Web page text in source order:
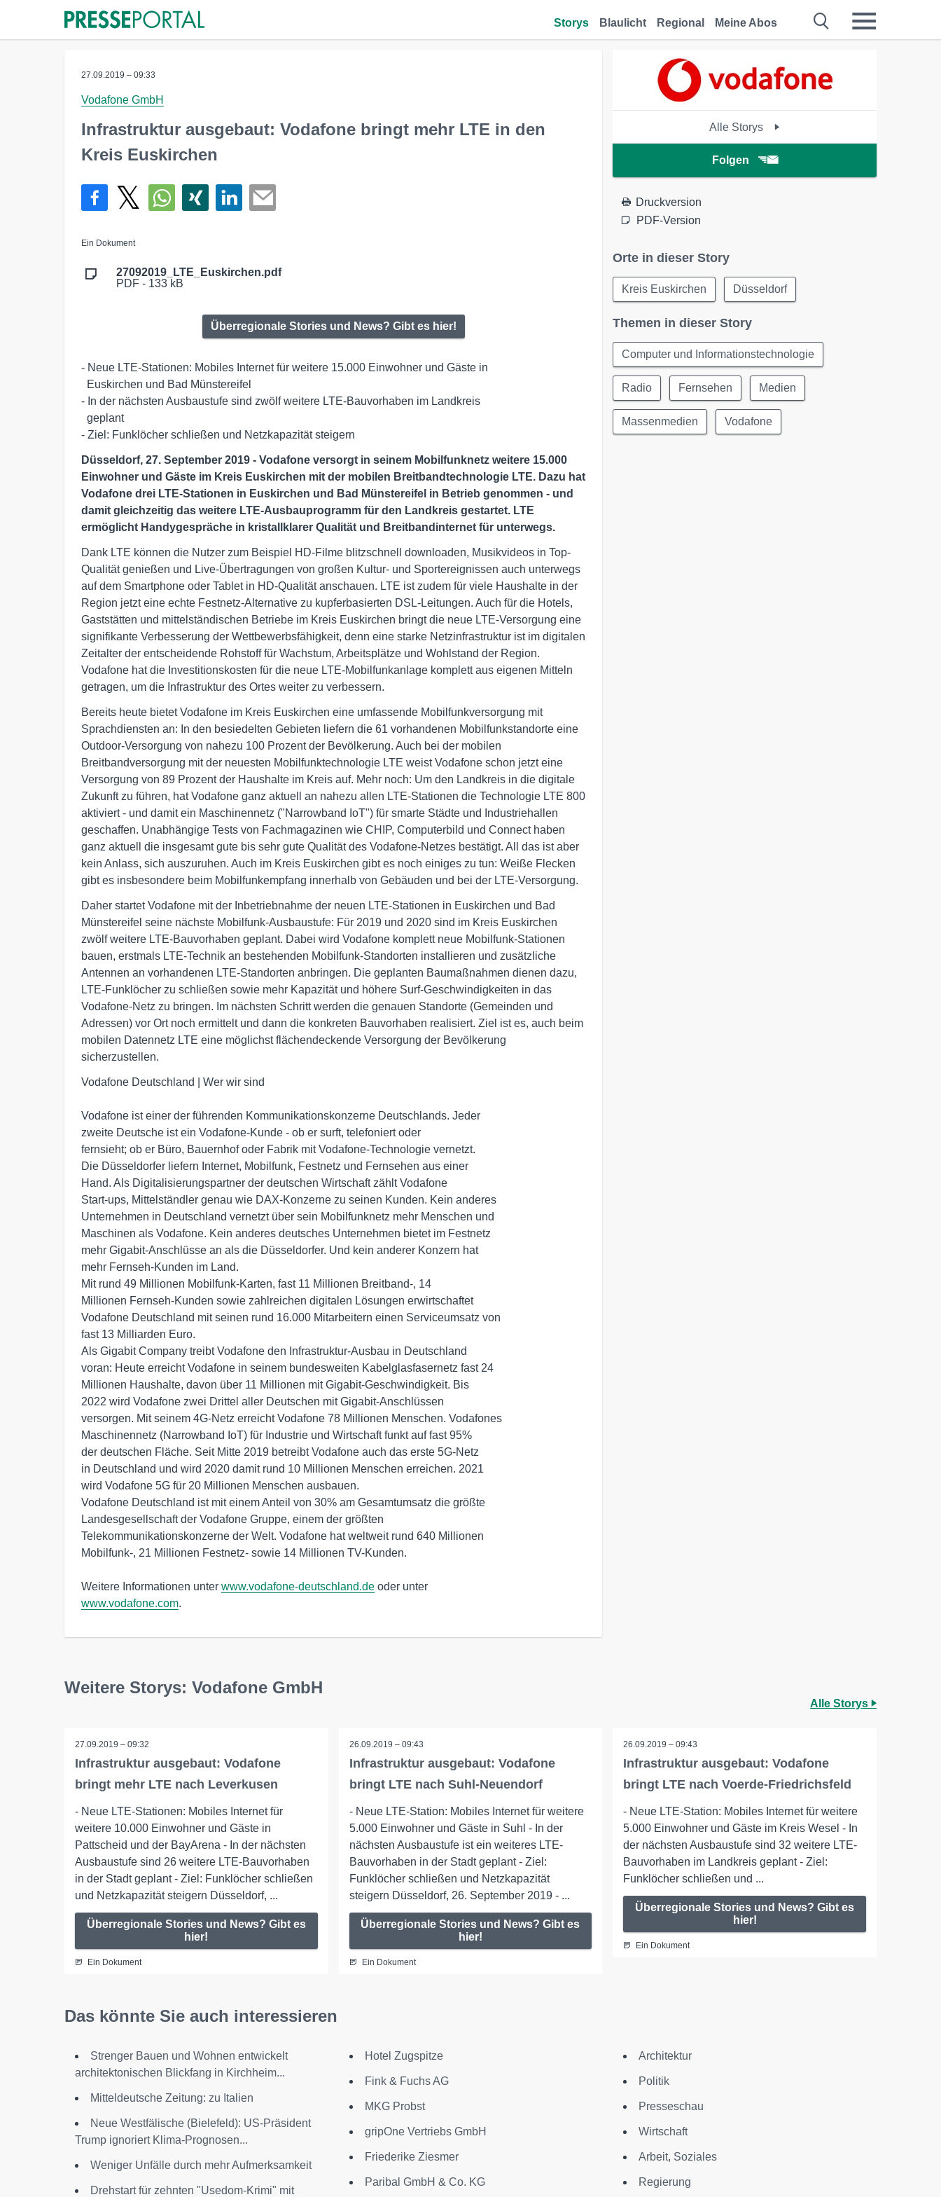
Storys Blaulicht Regional Meine Abos
27.09.2019 – 09:33
Vodafone GmbH
Infrastruktur ausgebaut: Vodafone bringt mehr LTE in den
Kreis Euskirchen
Ein Dokument
27092019_LTE_Euskirchen.pdf
PDF - 133 kB
Überregionale Stories und News? Gibt es hier!
- Neue LTE-Stationen: Mobiles Internet für weitere 15.000 Einwohner und Gäste in
- In der nächsten Ausbaustufe sind zwölf weitere LTE-Bauvorhaben im Landkreis
- Ziel: Funklöcher schließen und Netzkapazität steigern
Düsseldorf, 27. September 2019 - Vodafone versorgt in seinem Mobilfunknetz weitere 15.000
Einwohner und Gäste im Kreis Euskirchen mit der mobilen Breitbandtechnologie LTE. Dazu hat
Vodafone drei LTE-Stationen in Euskirchen und Bad Münstereifel in Betrieb genommen - und
damit gleichzeitig das weitere LTE-Ausbauprogramm für den Landkreis gestartet. LTE
ermöglicht Handygespräche in kristallklarer Qualität und Breitbandinternet für unterwegs.
Dank LTE können die Nutzer zum Beispiel HD-Filme blitzschnell downloaden, Musikvideos in Top-
Qualität genießen und Live-Übertragungen von großen Kultur- und Sportereignissen auch unterwegs
auf dem Smartphone oder Tablet in HD-Qualität anschauen. LTE ist zudem für viele Haushalte in der
Region jetzt eine echte Festnetz-Alternative zu kupferbasierten DSL-Leitungen. Auch für die Hotels,
Gaststätten und mittelständischen Betriebe im Kreis Euskirchen bringt die neue LTE-Versorgung eine
signifikante Verbesserung der Wettbewerbsfähigkeit, denn eine starke Netzinfrastruktur ist im digitalen
Zeitalter der entscheidende Rohstoff für Wachstum, Arbeitsplätze und Wohlstand der Region.
Vodafone hat die Investitionskosten für die neue LTE-Mobilfunkanlage komplett aus eigenen Mitteln
getragen, um die Infrastruktur des Ortes weiter zu verbessern.
Bereits heute bietet Vodafone im Kreis Euskirchen eine umfassende Mobilfunkversorgung mit
Sprachdiensten an: In den besiedelten Gebieten liefern die 61 vorhandenen Mobilfunkstandorte eine
Outdoor-Versorgung von nahezu 100 Prozent der Bevölkerung. Auch bei der mobilen
Breitbandversorgung mit der neuesten Mobilfunktechnologie LTE weist Vodafone schon jetzt eine
Versorgung von 89 Prozent der Haushalte im Kreis auf. Mehr noch: Um den Landkreis in die digitale
Zukunft zu führen, hat Vodafone ganz aktuell an nahezu allen LTE-Stationen die Technologie LTE 800
aktiviert - und damit ein Maschinennetz ("Narrowband IoT") für smarte Städte und Industriehallen
geschaffen. Unabhängige Tests von Fachmagazinen wie CHIP, Computerbild und Connect haben
ganz aktuell die insgesamt gute bis sehr gute Qualität des Vodafone-Netzes bestätigt. All das ist aber
kein Anlass, sich auszuruhen. Auch im Kreis Euskirchen gibt es noch einiges zu tun: Weiße Flecken
gibt es insbesondere beim Mobilfunkempfang innerhalb von Gebäuden und bei der LTE-Versorgung.
Daher startet Vodafone mit der Inbetriebnahme der neuen LTE-Stationen in Euskirchen und Bad
Münstereifel seine nächste Mobilfunk-Ausbaustufe: Für 2019 und 2020 sind im Kreis Euskirchen
zwölf weitere LTE-Bauvorhaben geplant. Dabei wird Vodafone komplett neue Mobilfunk-Stationen
bauen, erstmals LTE-Technik an bestehenden Mobilfunk-Standorten installieren und zusätzliche
Antennen an vorhandenen LTE-Standorten anbringen. Die geplanten Baumaßnahmen dienen dazu,
LTE-Funklöcher zu schließen sowie mehr Kapazität und höhere Surf-Geschwindigkeiten in das
Vodafone-Netz zu bringen. Im nächsten Schritt werden die genauen Standorte (Gemeinden und
Adressen) vor Ort noch ermittelt und dann die konkreten Bauvorhaben realisiert. Ziel ist es, auch beim
mobilen Datennetz LTE eine möglichst flächendeckende Versorgung der Bevölkerung
sicherzustellen.
Vodafone Deutschland | Wer wir sind
Vodafone ist einer der führenden Kommunikationskonzerne Deutschlands. Jeder
zweite Deutsche ist ein Vodafone-Kunde - ob er surft, telefoniert oder
fernsieht; ob er Büro, Bauernhof oder Fabrik mit Vodafone-Technologie vernetzt.
Die Düsseldorfer liefern Internet, Mobilfunk, Festnetz und Fernsehen aus einer
Hand. Als Digitalisierungspartner der deutschen Wirtschaft zählt Vodafone
Start-ups, Mittelständler genau wie DAX-Konzerne zu seinen Kunden. Kein anderes
Unternehmen in Deutschland vernetzt über sein Mobilfunknetz mehr Menschen und
Maschinen als Vodafone. Kein anderes deutsches Unternehmen bietet im Festnetz
mehr Gigabit-Anschlüsse an als die Düsseldorfer. Und kein anderer Konzern hat
mehr Fernseh-Kunden im Land.
Mit rund 49 Millionen Mobilfunk-Karten, fast 11 Millionen Breitband-, 14
Millionen Fernseh-Kunden sowie zahlreichen digitalen Lösungen erwirtschaftet
Vodafone Deutschland mit seinen rund 16.000 Mitarbeitern einen Serviceumsatz von
fast 13 Milliarden Euro.
Als Gigabit Company treibt Vodafone den Infrastruktur-Ausbau in Deutschland
voran: Heute erreicht Vodafone in seinem bundesweiten Kabelglasfasernetz fast 24
Millionen Haushalte, davon über 11 Millionen mit Gigabit-Geschwindigkeit. Bis
2022 wird Vodafone zwei Drittel aller Deutschen mit Gigabit-Anschlüssen
versorgen. Mit seinem 4G-Netz erreicht Vodafone 78 Millionen Menschen. Vodafones
Maschinennetz (Narrowband IoT) für Industrie und Wirtschaft funkt auf fast 95%
der deutschen Fläche. Seit Mitte 2019 betreibt Vodafone auch das erste 5G-Netz
in Deutschland und wird 2020 damit rund 10 Millionen Menschen erreichen. 2021
wird Vodafone 5G für 20 Millionen Menschen ausbauen.
Vodafone Deutschland ist mit einem Anteil von 30% am Gesamtumsatz die größte
Landesgesellschaft der Vodafone Gruppe, einem der größten
Telekommunikationskonzerne der Welt. Vodafone hat weltweit rund 640 Millionen
Mobilfunk-, 21 Millionen Festnetz- sowie 14 Millionen TV-Kunden.
Weitere Informationen unter www.vodafone-deutschland.de
www.vodafone.com.
Alle Storys
Folgen
Druckversion
PDF-Version
Orte in dieser Story
Kreis Euskirchen Düsseldorf
Themen in dieser Story
Computer und Informationstechnologie
Radio Fernsehen Medien
Massenmedien Vodafone
Weitere Storys: Vodafone GmbH
Alle Storys
27.09.2019 – 09:32
Infrastruktur ausgebaut: Vodafone
bringt mehr LTE nach Leverkusen
- Neue LTE-Stationen: Mobiles Internet für
weitere 10.000 Einwohner und Gäste in
Pattscheid und der BayArena - In der nächsten
Ausbaustufe sind 26 weitere LTE-Bauvorhaben
in der Stadt geplant - Ziel: Funklöcher schließen
und Netzkapazität steigern Düsseldorf, ...
Überregionale Stories und News? Gibt es
hier!
Ein Dokument
26.09.2019 – 09:43
Infrastruktur ausgebaut: Vodafone
bringt LTE nach Suhl-Neuendorf
- Neue LTE-Station: Mobiles Internet für weitere
5.000 Einwohner und Gäste in Suhl - In der
nächsten Ausbaustufe ist ein weiteres LTE-
Bauvorhaben in der Stadt geplant - Ziel:
Funklöcher schließen und Netzkapazität
steigern Düsseldorf, 26. September 2019 - ...
Überregionale Stories und News? Gibt es
hier!
Ein Dokument
26.09.2019 – 09:43
Infrastruktur ausgebaut: Vodafone
bringt LTE nach Voerde-Friedrichsfeld
- Neue LTE-Station: Mobiles Internet für weitere
5.000 Einwohner und Gäste im Kreis Wesel - In
der nächsten Ausbaustufe sind 32 weitere LTE-
Bauvorhaben im Landkreis geplant - Ziel:
Funklöcher schließen und ...
Überregionale Stories und News? Gibt es
hier!
Ein Dokument
Das könnte Sie auch interessieren
Strenger Bauen und Wohnen entwickelt
architektonischen Blickfang in Kirchheim...
Mitteldeutsche Zeitung: zu Italien
Neue Westfälische (Bielefeld): US-Präsident
Trump ignoriert Klima-Prognosen...
Weniger Unfälle durch mehr Aufmerksamkeit
Drehstart für zehnten "Usedom-Krimi" mit
Hotel Zugspitze
Fink & Fuchs AG
MKG Probst
gripOne Vertriebs GmbH
Friederike Ziesmer
Paribal GmbH & Co. KG
Architektur
Politik
Presseschau
Wirtschaft
Arbeit, Soziales
Regierung